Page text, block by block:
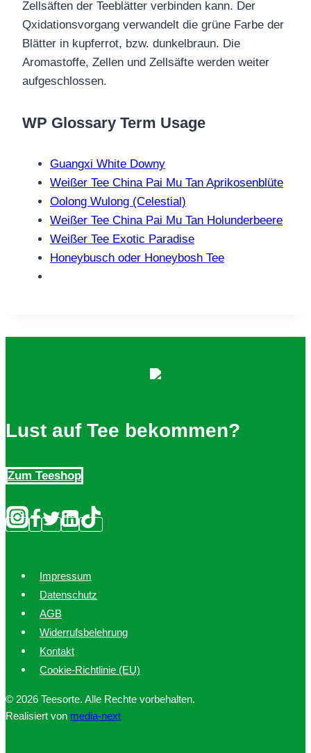
Zellsäften der Teeblätter verbinden kann. Der
Qxidationsvorgang verwandelt die grüne Farbe der
Blätter in kupferrot, bzw. dunkelbraun. Die
Aromastoffe, Zellen und Zellsäfte werden weiter
aufgeschlossen.
WP Glossary Term Usage
Guangxi White Downy
Weißer Tee China Pai Mu Tan Aprikosenblüte
Oolong Wulong (Celestial)
Weißer Tee China Pai Mu Tan Holunderbeere
Weißer Tee Exotic Paradise
Honeybusch oder Honeybosh Tee
Lust auf Tee bekommen?
Zum Teeshop
Impressum
Datenschutz
AGB
Widerrufsbelehrung
Kontakt
Cookie-Richtlinie (EU)
© 2026 Teesorte. Alle Rechte vorbehalten.
Realisiert von media-next